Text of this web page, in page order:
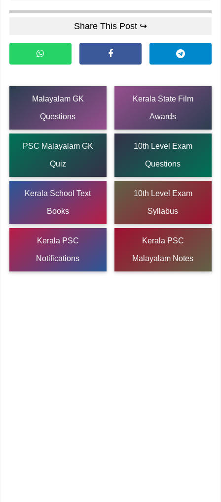
Share This Post ↪
Malayalam GK
Questions
Kerala State Film
Awards
PSC Malayalam GK
Quiz
10th Level Exam
Questions
Kerala School Text
Books
10th Level Exam
Syllabus
Kerala PSC
Notifications
Kerala PSC
Malayalam Notes